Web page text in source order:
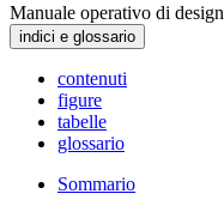
Manuale operativo di design
indici e glossario
contenuti
figure
tabelle
glossario
Sommario